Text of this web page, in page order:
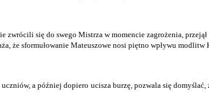
zwrócili się do swego Mistrza w momencie zagrożenia,
że sformułowanie Mateuszowe nosi piętno wpływu modlitw
a później dopiero ucisza burzę, pozwala się